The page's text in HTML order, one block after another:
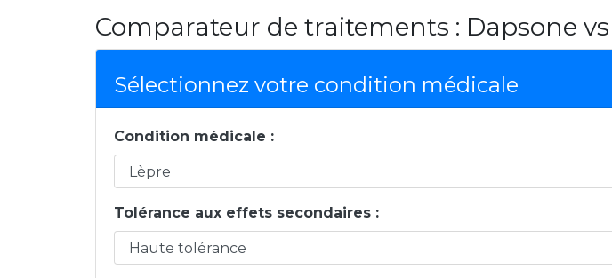
Comparateur de traitements : Dapsone
Sélectionnez votre condition médicale
Condition médicale :
Tolérance aux effets secondaires :